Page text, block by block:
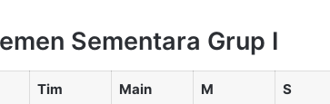
Sementara Grup I
Tim Main M S